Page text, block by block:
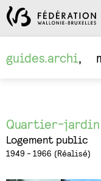
guides.archi
Quartier-jardin
Logement public
1949 - 1966 Réalisé